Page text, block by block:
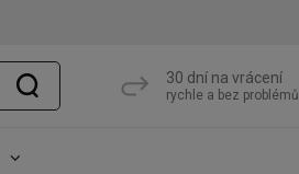
30 dní na vrácení
rychle a bez problémů